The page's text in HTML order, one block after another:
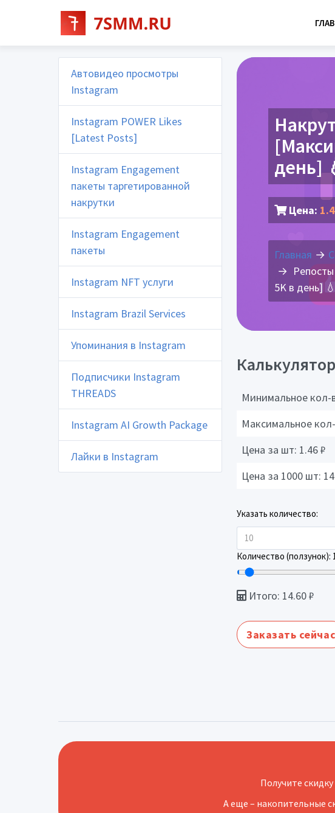
Автовидео просмотры
Instagram
Instagram POWER Likes
[Latest Posts]
Instagram Engagement
пакеты таргетированной
накрутки
Instagram Engagement
пакеты
Instagram NFT услуги
Instagram Brazil Services
Упоминания в Instagram
Подписчики Instagram
THREADS
Instagram AI Growth Package
Лайки в Instagram
день]
Цена:
Главная
5K в день]
Минимальное кол-
Максимальное
Цена за шт: 1.46₽
Цена за 1000 шт:
Указать количество:
Количество (ползунок):
Итого: 14.60₽
Заказать сейчас
Получите
А еще – накопительные